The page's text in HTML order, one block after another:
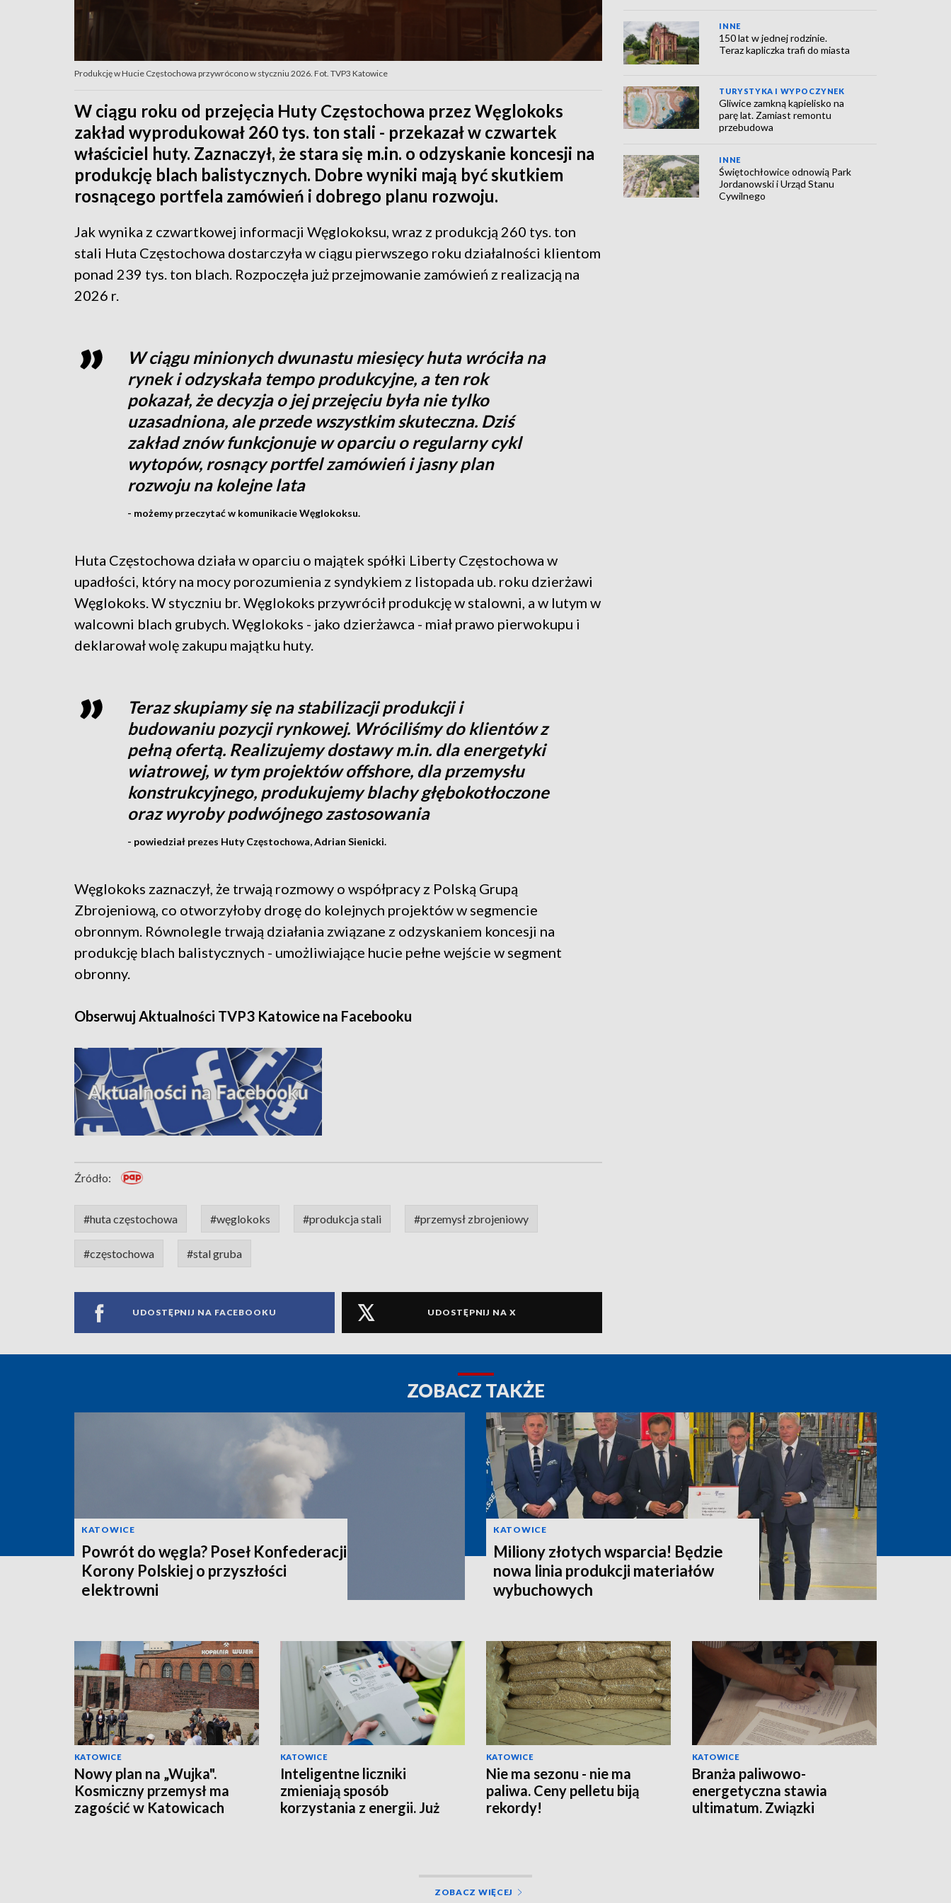
Produkcję w Hucie Częstochowa przywrócono w styczniu 2026. Fot. TVP3 Katowice
W ciągu roku od przejęcia Huty Częstochowa przez Węglokoks
zakład wyprodukował 260 tys. ton stali - przekazał w czwartek
właściciel huty. Zaznaczył, że stara się m.in. o odzyskanie koncesji na
produkcję blach balistycznych. Dobre wyniki mają być skutkiem
rosnącego portfela zamówień i dobrego planu rozwoju.
Jak wynika z czwartkowej informacji Węglokoksu, wraz z produkcją 260 tys. ton
stali Huta Częstochowa dostarczyła w ciągu pierwszego roku działalności klientom
ponad 239 tys. ton blach. Rozpoczęła już przejmowanie zamówień z realizacją na
2026 r.
W ciągu minionych dwunastu miesięcy huta wróciła na
rynek i odzyskała tempo produkcyjne, a ten rok
pokazał, że decyzja o jej przejęciu była nie tylko
uzasadniona, ale przede wszystkim skuteczna. Dziś
zakład znów funkcjonuje w oparciu o regularny cykl
wytopów, rosnący portfel zamówień i jasny plan
rozwoju na kolejne lata
- możemy przeczytać w komunikacie Węglokoksu.
Huta Częstochowa działa w oparciu o majątek spółki Liberty Częstochowa w
upadłości, który na mocy porozumienia z syndykiem z listopada ub. roku dzierżawi
Węglokoks. W styczniu br. Węglokoks przywrócił produkcję w stalowni, a w lutym w
walcowni blach grubych. Węglokoks - jako dzierżawca - miał prawo pierwokupu i
deklarował wolę zakupu majątku huty.
Teraz skupiamy się na stabilizacji produkcji i
budowaniu pozycji rynkowej. Wróciliśmy do klientów z
pełną ofertą. Realizujemy dostawy m.in. dla energetyki
wiatrowej, w tym projektów offshore, dla przemysłu
konstrukcyjnego, produkujemy blachy głębokotłoczone
oraz wyroby podwójnego zastosowania
- powiedział prezes Huty Częstochowa, Adrian Sienicki.
Węglokoks zaznaczył, że trwają rozmowy o współpracy z Polską Grupą
Zbrojeniową, co otworzyłoby drogę do kolejnych projektów w segmencie
obronnym. Równolegle trwają działania związane z odzyskaniem koncesji na
produkcję blach balistycznych - umożliwiające hucie pełne wejście w segment
obronny.
Obserwuj Aktualności TVP3 Katowice na Facebooku
Źródło:
#huta częstochowa #węglokoks #produkcja stali #przemysł zbrojeniowy
#częstochowa #stal gruba
UDOSTĘPNIJ NA FACEBOOKU UDOSTĘPNIJ NA X
INNE
150 lat w jednej rodzinie.
Teraz kapliczka trafi do miasta
TURYSTYKA I WYPOCZYNEK
Gliwice zamkną kąpielisko na
parę lat. Zamiast remontu
przebudowa
INNE
Świętochłowice odnowią Park
Jordanowski i Urząd Stanu
Cywilnego
ZOBACZ TAKŻE
KATOWICE
Powrót do węgla? Poseł Konfederacji
Korony Polskiej o przyszłości
elektrowni
KATOWICE
Miliony złotych wsparcia! Będzie
nowa linia produkcji materiałów
wybuchowych
KATOWICE
Nowy plan na „Wujka".
Kosmiczny przemysł ma
zagościć w Katowicach
KATOWICE
Inteligentne liczniki
zmieniają sposób
korzystania z energii. Już
KATOWICE
Nie ma sezonu - nie ma
paliwa. Ceny pelletu biją
rekordy!
KATOWICE
Branża paliwowo-
energetyczna stawia
ultimatum. Związki
ZOBACZ WIĘCEJ